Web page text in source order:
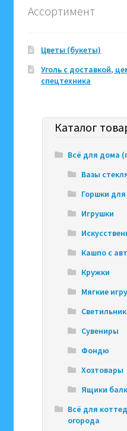
Ассортимент
Цветы (букеты)
Уголь с доставкой,
спецтехника
Каталог
Всё для дома
Вазы
Горшки
Игрушки
Кашпо с
Кружки
Мягкие
Сувениры
Фондю
Хозтовары
Ящики
Всё для
огорода